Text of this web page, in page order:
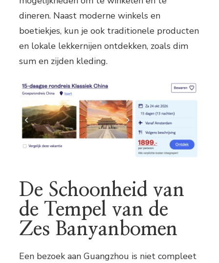
dineren. Naast moderne winkels en
boetiekjes, kun je ook traditionele producten
en lokale lekkernijen ontdekken, zoals dim
sum en zijden kleding.
De Schoonheid van
de Tempel van de
Zes Banyanbomen
Een bezoek aan Guangzhou is niet compleet